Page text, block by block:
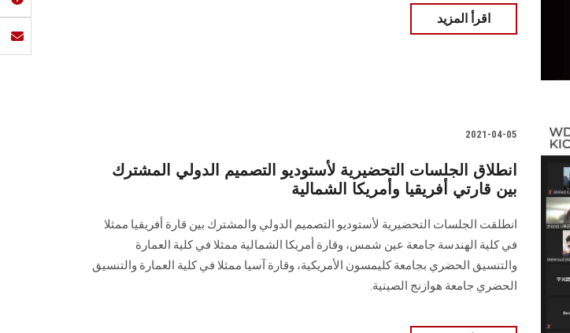
اقرأ المزيد
2021-04-05
انطلاق الجلسات التحضيرية لأستوديو التصميم الدولي المشترك
بين قارتي أفريقيا وأمريكا الشمالية
انطلقت الجلسات التحضيرية لأستوديو التصميم الدولي والمشترك بين قارة أفريقيا ممثلا
في كلية الهندسة جامعة عين شمس، وقارة أمريكا الشمالية ممثلا في كلية العمارة
والتنسيق الحضري بجامعة كليمسون الأمريكية، وقارة آسيا ممثلا في كلية العمارة والتنسيق
الحضري جامعة هوازنج الصينية.